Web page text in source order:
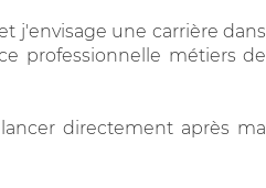
j'envisage une carrière dans
professionnelle métiers de
directement après ma